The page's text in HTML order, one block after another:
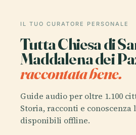
IL TUO CURATORE PERSONALE
Tutta Chiesa di
Maddalena dei
raccontata bene.
Guide audio per oltre 1.100
Storia, racconti e conoscenza
disponibili offline.